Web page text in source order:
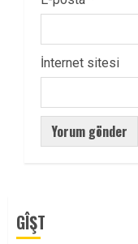
İnternet sitesi
GÎŞT